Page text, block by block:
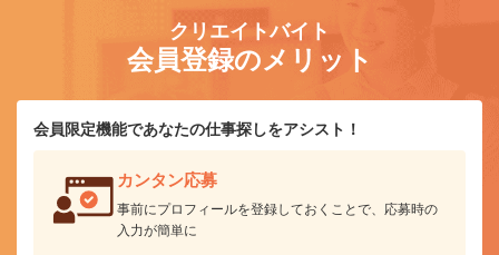
クリエイトバイト
会員登録のメリット
会員限定機能であなたの仕事探しをアシスト！
カンタン応募
事前にプロフィールを登録しておくことで、応募時の
入力が簡単に